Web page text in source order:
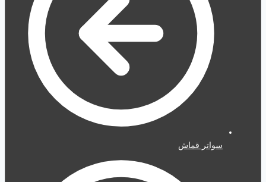
سواتر قماش